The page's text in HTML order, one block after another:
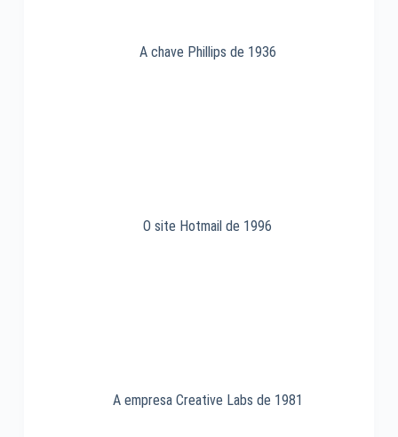
A chave Phillips de 1936
O site Hotmail de 1996
A empresa Creative Labs de 1981